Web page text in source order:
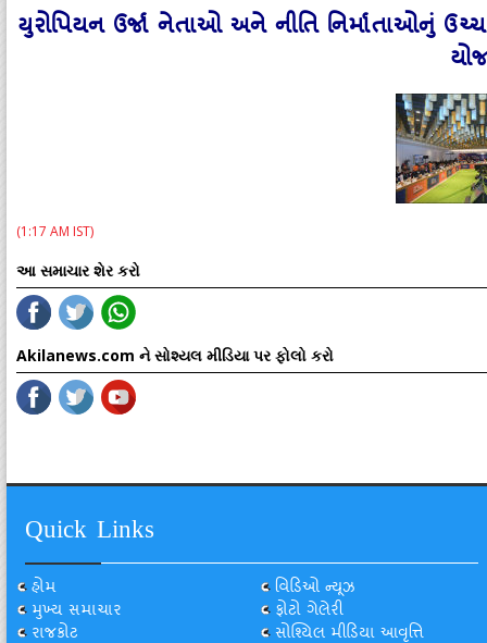
યુરોપિયન ઉર્જા નેતાઓ અને નીતિ નિર્માતાઓનું
(1:17 AM IST)
આ સમાચાર શેર કરો
Akilanews.com ને સોશ્યલ મીડિયા પર ફોલો કરો
Quick Links
હોમ
મુખ્ય સમાચાર
રાજકોટ
વિડિઓ ન્યૂઝ
ફોટો ગેલેરી
સોશ્યિલ મીડિયા આવૃત્તિ